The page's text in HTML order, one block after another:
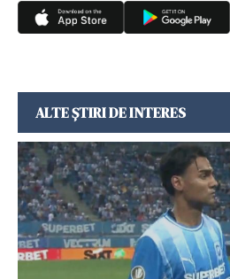
ALTE ȘTIRI DE INTERES